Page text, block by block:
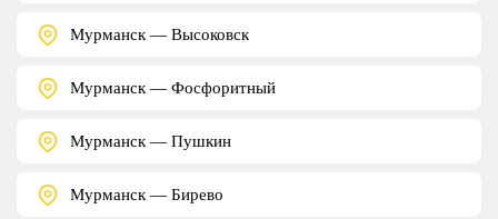
Мурманск — Высоковск
Мурманск — Фосфоритный
Мурманск — Пушкин
Мурманск — Бирево